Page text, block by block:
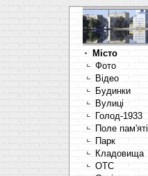
Місто
Фото
Відео
Будинки
Вулиці
Голод-1933
Поле пам'яті
Парк
Кладовища
OTC